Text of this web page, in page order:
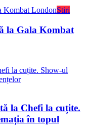
Stiri
la Gala Kombat
la Chefi la cuțite.
în topul